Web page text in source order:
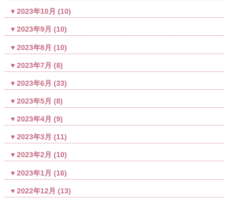
2023年10月 (10)
2023年9月 (10)
2023年8月 (10)
2023年7月 (8)
2023年6月 (33)
2023年5月 (8)
2023年4月 (9)
2023年3月 (11)
2023年2月 (10)
2023年1月 (16)
2022年12月 (13)